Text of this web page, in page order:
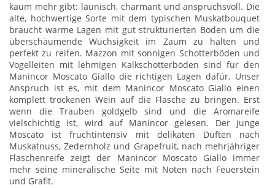
kaum mehr gibt: launisch, charmant und anspruchsvoll. Die
alte, hochwertige Sorte mit dem typischen Muskatbouquet
braucht warme Lagen mit gut strukturierten Böden um die
überschäumende Wüchsigkeit im Zaum zu halten und
perfekt zu reifen. Mazzon mit sonnigen Schotterböden und
Vogelleiten mit lehmigen Kalkschotterböden sind für den
Manincor Moscato Giallo die richtigen Lagen dafür. Unser
Anspruch ist es, mit dem Manincor Moscato Giallo einen
komplett trockenen Wein auf die Flasche zu bringen. Erst
wenn die Trauben goldgelb sind und die Aromareife
vielschichtig ist, wird auf Manincor gelesen. Der junge
Moscato ist fruchtintensiv mit delikaten Düften nach
Muskatnuss, Zedernholz und Grapefruit, nach mehrjähriger
Flaschenreife zeigt der Manincor Moscato Giallo immer
mehr seine mineralische Seite mit Noten nach Feuerstein
und Grafit.